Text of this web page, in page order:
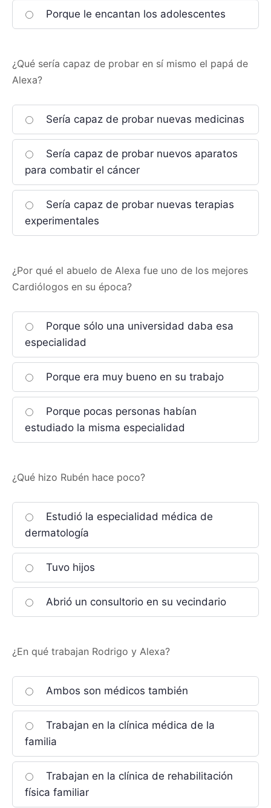
Porque le encantan los adolescentes
¿Qué sería capaz de probar en sí mismo el papá de
Alexa?
Sería capaz de probar nuevas medicinas
Sería capaz de probar nuevos aparatos
para combatir el cáncer
Sería capaz de probar nuevas terapias
experimentales
¿Por qué el abuelo de Alexa fue uno de los mejores
Cardiólogos en su época?
Porque sólo una universidad daba esa
especialidad
Porque era muy bueno en su trabajo
Porque pocas personas habían
estudiado la misma especialidad
¿Qué hizo Rubén hace poco?
Estudió la especialidad médica de
dermatología
Tuvo hijos
Abrió un consultorio en su vecindario
¿En qué trabajan Rodrigo y Alexa?
Ambos son médicos también
Trabajan en la clínica médica de la
familia
Trabajan en la clínica de rehabilitación
física familiar